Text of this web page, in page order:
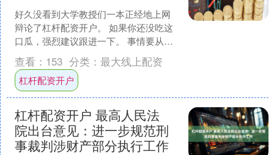
好久没看到大学教授们一本正经地上网
辩论了杠杆配资开户。 如果你还没吃这
口瓜，强烈建议跟进一下。 事情要从去
年7月说起。 那会儿，上海博物馆和埃及
政府合作办了一场....
查看： 153 分类： 最大线上配资
杠杆配资开户
杠杆配资开户 最高人民法
院出台意见：进一步规范刑
事裁判涉财产部分执行工作